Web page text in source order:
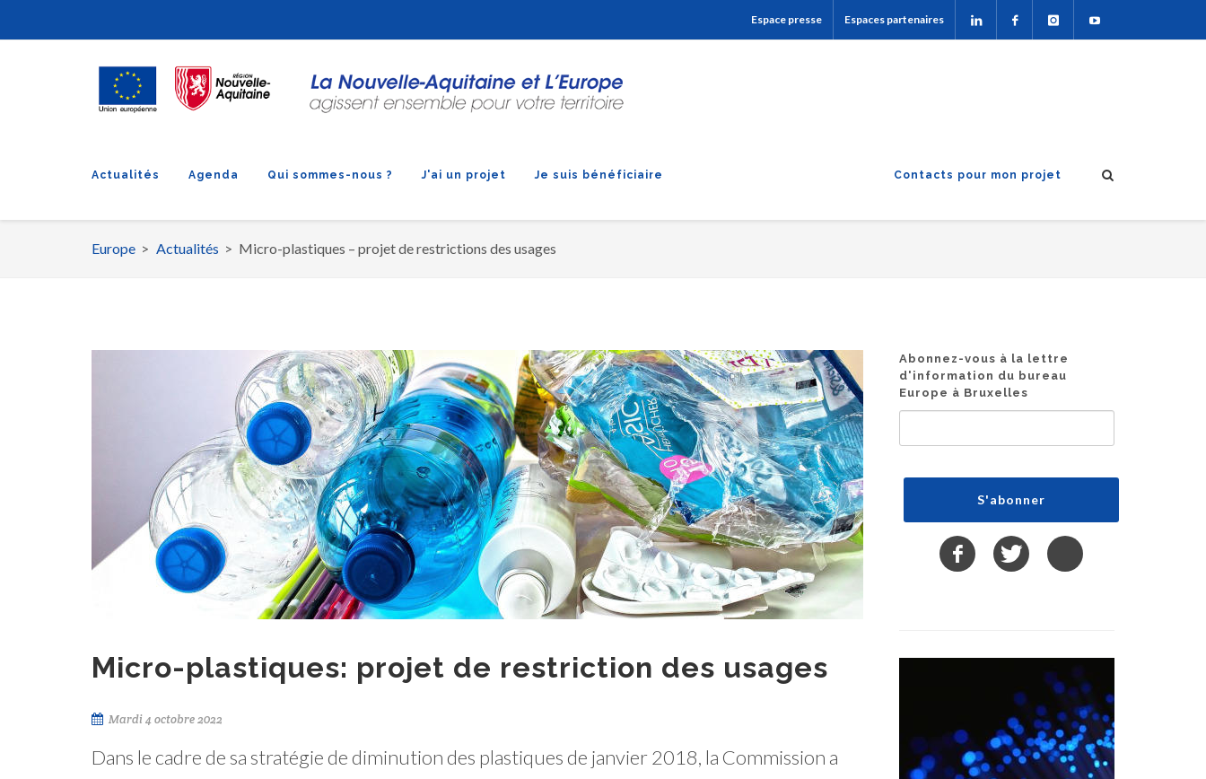
Espace presse Espaces partenaires
Actualités Agenda Qui sommes-nous ? J'ai un projet Je suis bénéficiaire Contacts pour mon projet
Fil
Europe Actualités Micro-plastiques – projet de restrictions des usages
Micro-plastiques: projet de restriction des usages
Mardi 4 octobre 2022
Dans le cadre de sa stratégie de diminution des plastiques de janvier 2018, la Commission a
Abonnez-vous à la lettre
d'information du bureau
Europe à Bruxelles